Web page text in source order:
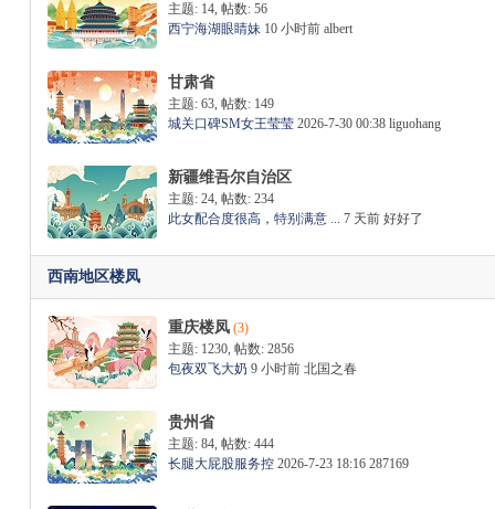
主题: 14, 帖数: 56
西宁海湖眼睛妹 10 小时前 albert
甘肃省
主题: 63, 帖数: 149
城关口碑SM女王莹莹 2026-7-30 00:38 liguohang
新疆维吾尔自治区
主题: 24, 帖数: 234
此女配合度很高，特别满意 ... 7 天前 好好了
西南地区楼凤
重庆楼凤 (3)
主题: 1230, 帖数: 2856
包夜双飞大奶 9 小时前 北国之春
贵州省
主题: 84, 帖数: 444
长腿大屁股服务控 2026-7-23 18:16 287169